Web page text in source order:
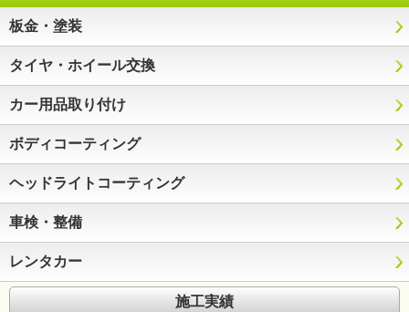
板金・塗装
タイヤ・ホイール交換
カー用品取り付け
ボディコーティング
ヘッドライトコーティング
車検・整備
レンタカー
施工実績